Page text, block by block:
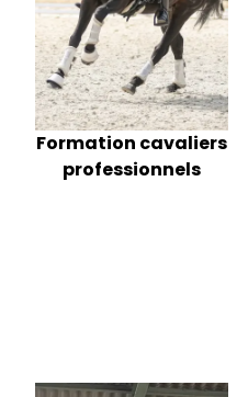
Formation cavaliers
professionnels